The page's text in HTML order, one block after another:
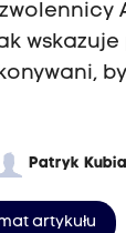
Patryk
artykułu